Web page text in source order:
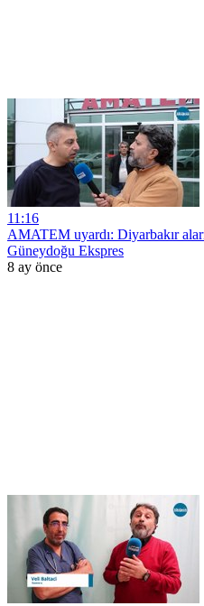
11:16
AMATEM uyardı: Diyarbakır
Güneydoğu Ekspres
8 ay önce